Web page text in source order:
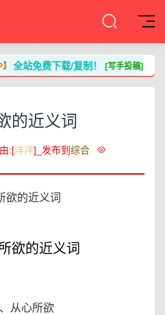
】全站免费下载/复制！[写手投稿]
的近义词
:[洋洋]_发布到 综合
的近义词
从心所欲